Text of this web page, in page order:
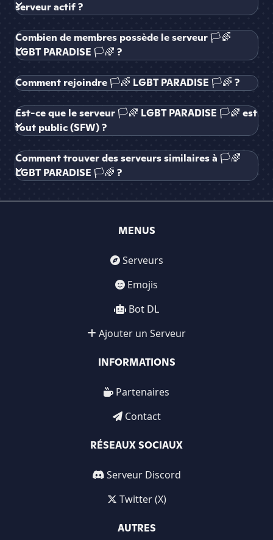
serveur actif ?
Combien de membres possède le serveur 🏳🌈
LGBT PARADISE 🏳🌈 ?
Comment rejoindre 🏳🌈 LGBT PARADISE 🏳🌈 ?
Est-ce que le serveur 🏳🌈 LGBT PARADISE 🏳🌈 est
tout public (SFW) ?
Comment trouver des serveurs similaires à 🏳🌈
LGBT PARADISE 🏳🌈 ?
MENUS
Serveurs
Emojis
Bot DL
Ajouter un Serveur
INFORMATIONS
Partenaires
Contact
RÉSEAUX SOCIAUX
Serveur Discord
Twitter (X)
AUTRES